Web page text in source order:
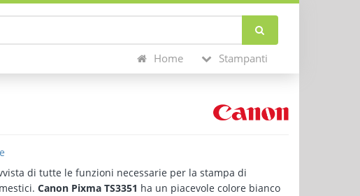
Home Stampanti
di tutte le funzioni necessarie per la stampa di
Canon Pixma TS3351 ha un piacevole colore bianco